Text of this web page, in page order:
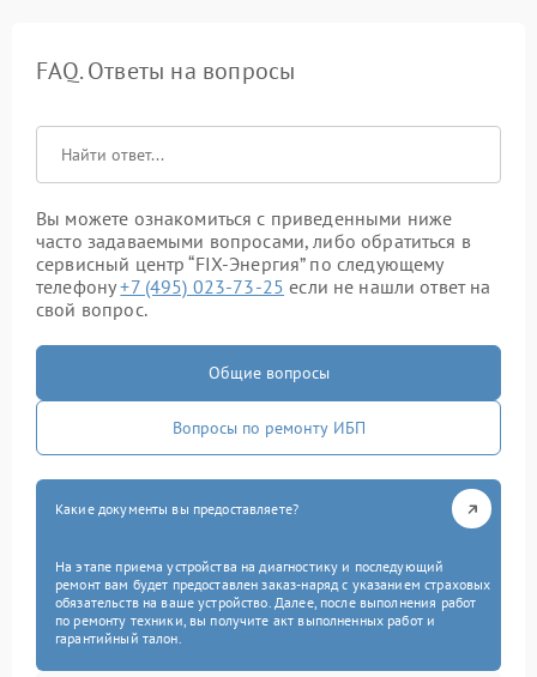
FAQ. Ответы на вопросы
Вы можете ознакомиться с приведенными ниже
часто задаваемыми вопросами, либо обратиться в
сервисный центр “FIX-Энергия” по следующему
телефону+7 (495) 023-73-25 если не нашли ответ на
свой вопрос.
Общие вопросы
Вопросы по ремонту ИБП
Какие документы вы предоставляете?
На этапе приема устройства на диагностику и последующий
ремонт вам будет предоставлен заказ-наряд с указанием страховых
обязательств на ваше устройство. Далее, после выполнения работ
по ремонту техники, вы получите акт выполненных работ и
гарантийный талон.